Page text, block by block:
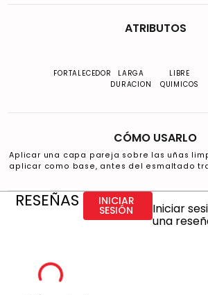
ATRIBUTOS
FORTALECEDOR
LARGA
DURACION
LIBRE
QUIMICOS
CÓMO USARLO
Aplicar una capa pareja sobre las uñas
aplicar como base, antes del esmaltado
RESEÑAS INICIAR
SESIÓN Iniciar
una
Reseña(s)